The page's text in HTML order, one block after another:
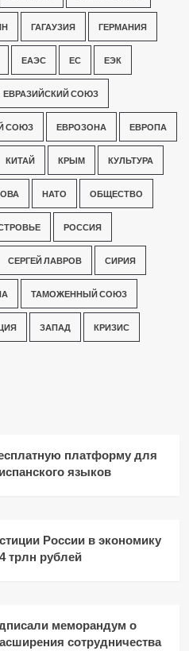
ГАГАУЗИЯ ГЕРМАНИЯ
ЕАЭС ЕС ЕЭК
ЕВРАЗИЙСКИЙ СОЮЗ
СОЮЗ ЕВРОЗОНА ЕВРОПА
КИТАЙ КРЫМ КУЛЬТУРА
НАТО ОБЩЕСТВО
РОССИЯ
СЕРГЕЙ ЛАВРОВ СИРИЯ
ТАМОЖЕННЫЙ СОЮЗ
ЗАПАД КРИЗИС
платформу для
языков
России в экономику
трлн рублей
меморандум о
сотрудничества